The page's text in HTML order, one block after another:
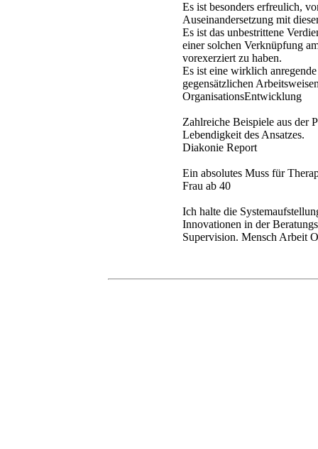
Es ist besonders erfreulich,
Auseinandersetzung mit
Es ist das unbestrittene
einer solchen Verknüpfung
vorexerziert zu haben.
Es ist eine wirklich
gegensätzlichen
OrganisationsEntwicklung
Zahlreiche Beispiele aus der
Lebendigkeit des Ansatzes.
Diakonie Report
Ein absolutes Muss für
Frau ab 40
Ich halte die
Innovationen in der
Supervision. Mensch Arbeit